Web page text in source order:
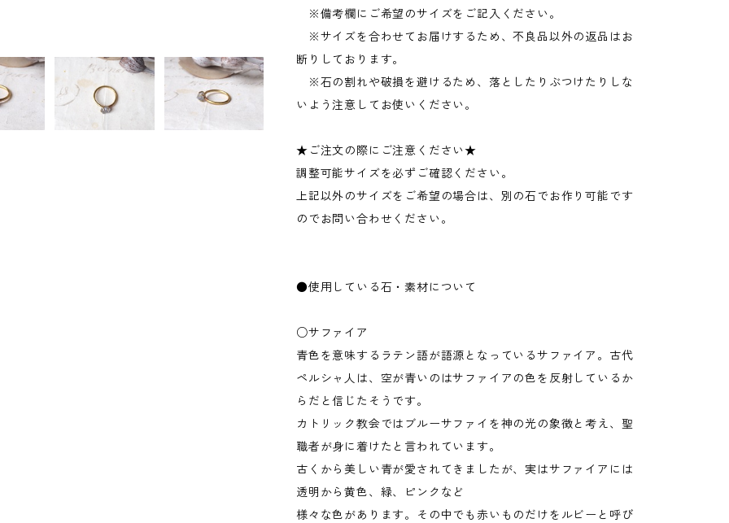
※備考欄にご希望のサイズをご記入ください。
※サイズを合わせてお届けするため、不良品以外の返品はお
断りしております。
※石の割れや破損を避けるため、落としたりぶつけたりしな
いよう注意してお使いください。
★ご注文の際にご注意ください★
調整可能サイズを必ずご確認ください。
上記以外のサイズをご希望の場合は、別の石でお作り可能です
のでお問い合わせください。
●使用している石・素材について
○サファイア
青色を意味するラテン語が語源となっているサファイア。古代
ペルシャ人は、空が青いのはサファイアの色を反射しているか
らだと信じたそうです。
カトリック教会ではブルーサファイを神の光の象徴と考え、聖
職者が身に着けたと言われています。
古くから美しい青が愛されてきましたが、実はサファイアには
透明から黄色、緑、ピンクなど
様々な色があります。その中でも赤いものだけをルビーと呼び